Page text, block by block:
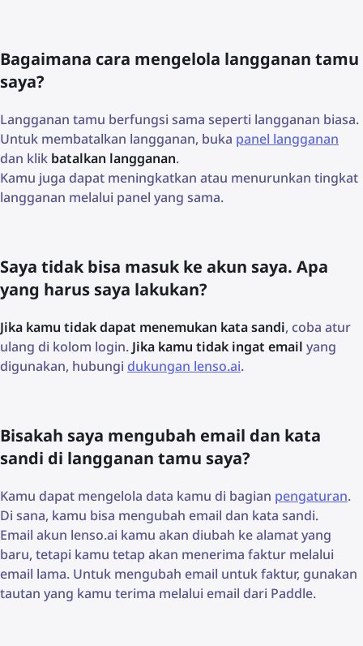
Bagaimana cara mengelola langganan tamu
saya?
Langganan tamu berfungsi sama seperti langganan biasa.
Untuk membatalkan langganan, buka panel langganan
dan klik batalkan langganan.
Kamu juga dapat meningkatkan atau menurunkan tingkat
langganan melalui panel yang sama.
Saya tidak bisa masuk ke akun saya. Apa
yang harus saya lakukan?
Jika kamu tidak dapat menemukan kata sandi, coba atur
ulang di kolom login. Jika kamu tidak ingat email yang
digunakan, hubungi dukungan lenso.ai.
Bisakah saya mengubah email dan kata
sandi di langganan tamu saya?
Kamu dapat mengelola data kamu di bagian pengaturan.
Di sana, kamu bisa mengubah email dan kata sandi.
Email akun lenso.ai kamu akan diubah ke alamat yang
baru, tetapi kamu tetap akan menerima faktur melalui
email lama. Untuk mengubah email untuk faktur, gunakan
tautan yang kamu terima melalui email dari Paddle.